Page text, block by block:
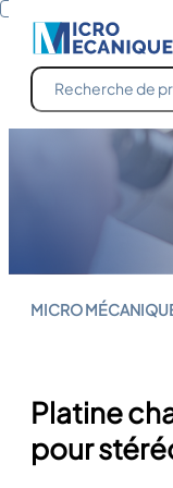
Recherche
MICRO
Platine
pour